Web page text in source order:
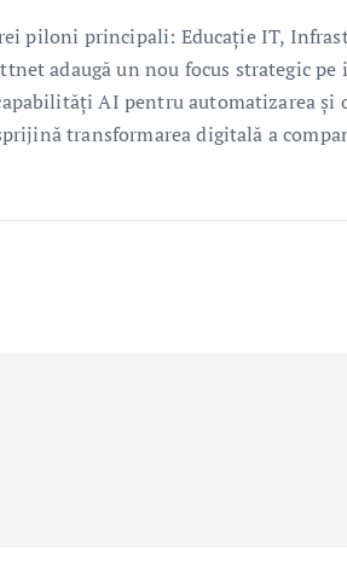
piloni principali: Educație IT,
adaugă un nou focus strategic
AI pentru automatizarea și
transformarea digitală a